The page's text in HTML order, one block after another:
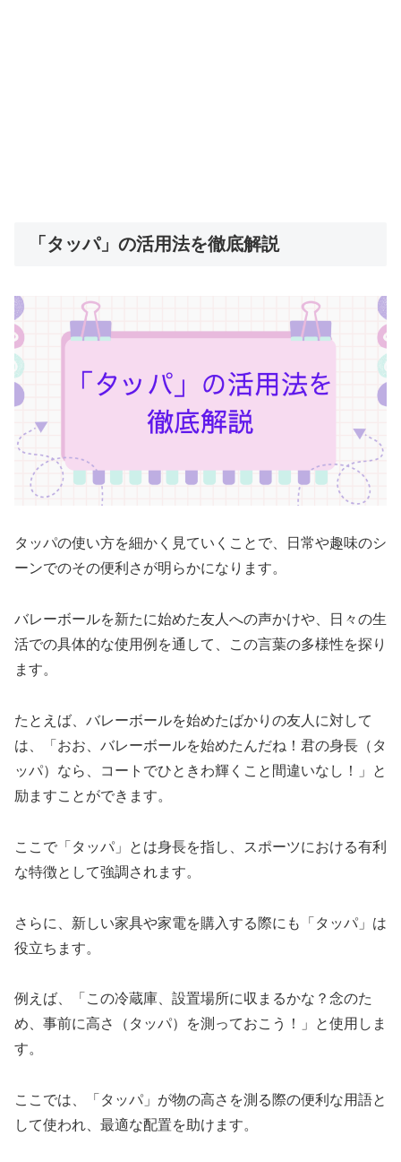
「タッパ」の活用法を徹底解説
タッパの使い方を細かく見ていくことで、日常や趣味のシ
ーンでのその便利さが明らかになります。
バレーボールを新たに始めた友人への声かけや、日々の生
活での具体的な使用例を通して、この言葉の多様性を探り
ます。
たとえば、バレーボールを始めたばかりの友人に対して
は、「おお、バレーボールを始めたんだね！君の身長（タ
ッパ）なら、コートでひときわ輝くこと間違いなし！」と
励ますことができます。
ここで「タッパ」とは身長を指し、スポーツにおける有利
な特徴として強調されます。
さらに、新しい家具や家電を購入する際にも「タッパ」は
役立ちます。
例えば、「この冷蔵庫、設置場所に収まるかな？念のた
め、事前に高さ（タッパ）を測っておこう！」と使用しま
す。
ここでは、「タッパ」が物の高さを測る際の便利な用語と
して使われ、最適な配置を助けます。